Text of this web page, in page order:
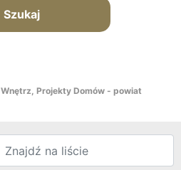
Szukaj
Projekty Domów - powiat